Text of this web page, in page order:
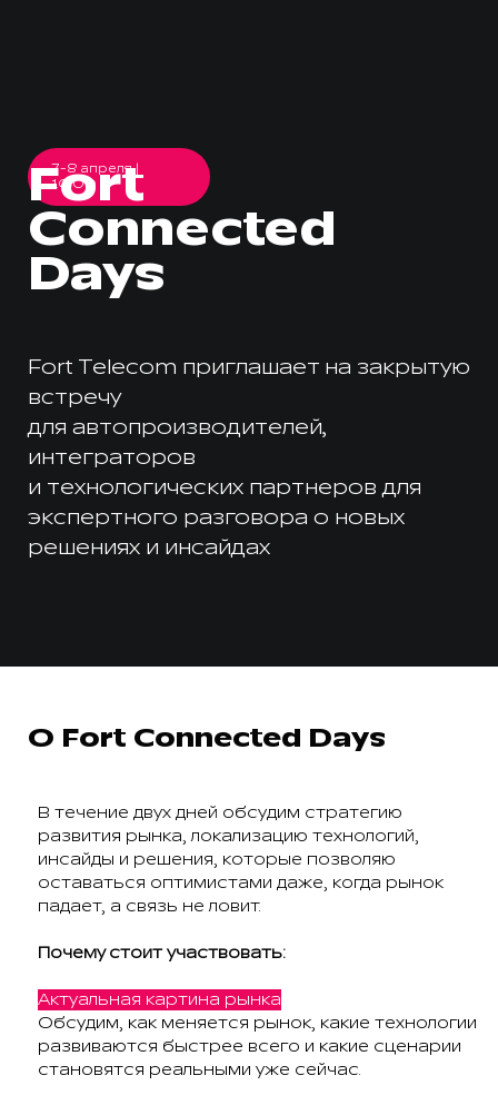
Fort
Connected
Days
Fort Telecom приглашает на закрытую
встречу
для автопроизводителей,
интеграторов
и технологических партнеров для
экспертного разговора о новых
решениях и инсайдах
7-8 апреля |
10:00
В течение двух дней обсудим стратегию
развития рынка, локализацию технологий,
инсайды и решения, которые позволяю
оставаться оптимистами даже, когда рынок
падает, а связь не ловит.
Почему стоит участвовать:
Актуальная картина рынка
Обсудим, как меняется рынок, какие технологии
развиваются быстрее всего и какие сценарии
становятся реальными уже сейчас.
О Fort Connected Days